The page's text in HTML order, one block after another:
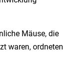
Mäuse, die
waren, ordneten